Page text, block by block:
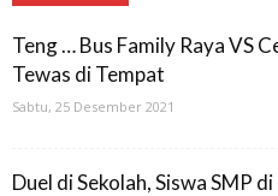
Teng … Bus Family Raya VS
Tewas di Tempat
Sabtu, 25 Desember 2021
Duel di Sekolah, Siswa SMP